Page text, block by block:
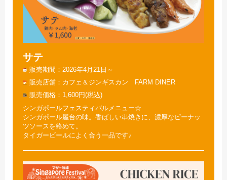
サテ
販売期間
2026年4月21日～
販売店舗
カフェ＆ジンギスカン FARM DINER
販売価格
1,600円(税込)
シンガポールフェスティバルメニュー☆
シンガポール屋台の味。香ばしい串焼きに、濃厚なピーナッ
ツソースを絡めて。
タイガービールによく合う一品です♪